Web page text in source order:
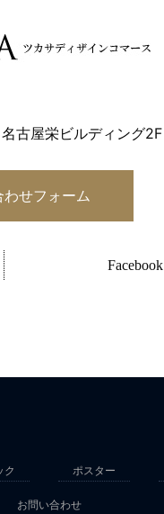
古屋栄ビルディング2F
わせフォーム
Facebook
ク ポスター
お問い合わせ